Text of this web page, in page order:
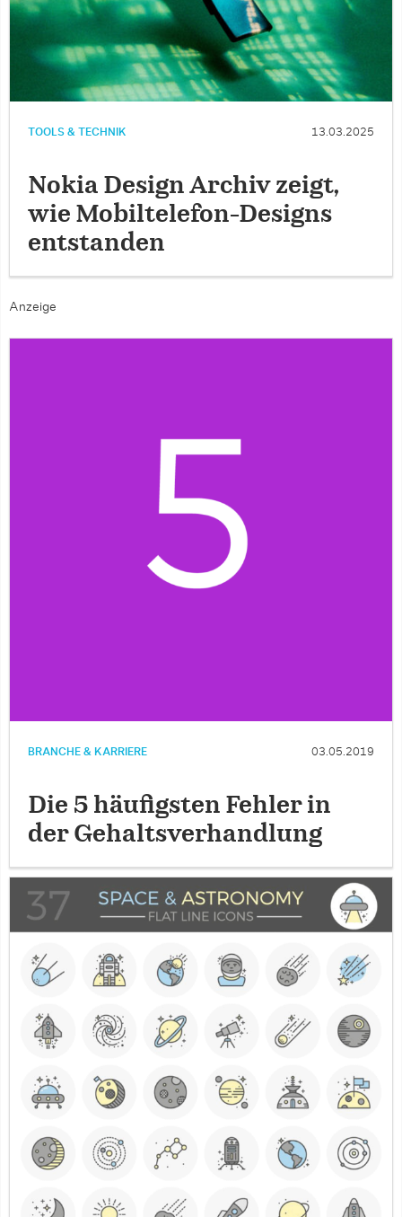
TOOLS & TECHNIK 13.03.2025
Nokia Design Archiv zeigt,
wie Mobiltelefon-Designs
entstanden
Anzeige
BRANCHE & KARRIERE 03.05.2019
Die 5 häufigsten Fehler in
der Gehaltsverhandlung